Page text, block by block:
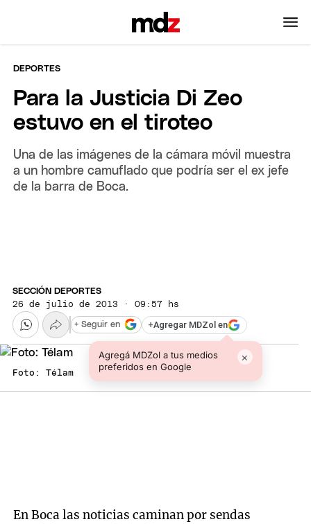
DEPORTES
Para la Justicia Di Zeo
estuvo en el tiroteo
Una de las imágenes de la cámara móvil muestra
a un hombre camuflado que podría ser el ex jefe
de la barra de Boca.
SECCIÓN DEPORTES
26 de julio de 2013 · 09:57 hs
+Agregar MDZol en
Agregá MDZol a tus medios
preferidos en Google
×
+ Seguir en
Foto: Télam
En Boca las noticias caminan por sendas